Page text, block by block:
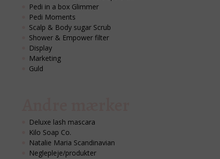
Pedi in a box Glimmer
Pedi Moments
Scalp & Body sugar Scrub
Shower & Empower filter
Display
Marketing
Guld
Deluxe lash mascara
Kilo Soap Co.
Natalie Maria Scandinavian
Neglepleje/produkter